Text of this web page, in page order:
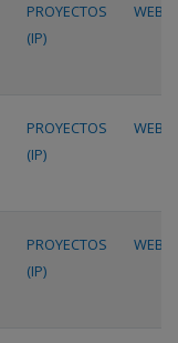
PROYECTOS
(IP)
WEB
PROYECTOS
(IP)
WEB
PROYECTOS
(IP)
WEB